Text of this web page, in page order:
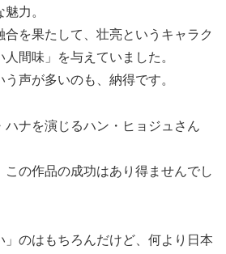
力。
合を果たして、壮亮というキャラク
間味」を与えていました。
う声が多いのも、納得です。
ハナを演じるハン・ヒョジュさん
の作品の成功はあり得ませんでし
」のはもちろんだけど、何より日本